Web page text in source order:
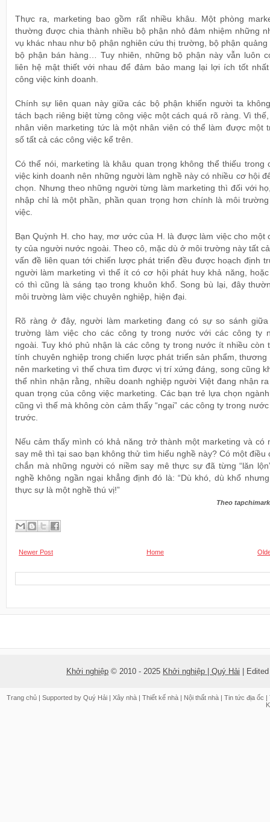
Thực ra, marketing bao gồm rất nhiều khâu. Một phòng
thường được chia thành nhiều bộ phận nhỏ đảm nhiệm những
vụ khác nhau như bộ phận nghiên cứu thị trường, bộ phận quảng
bộ phận bán hàng… Tuy nhiên, những bộ phận này vẫn luôn
liên hệ mật thiết với nhau để đảm bảo mang lại lợi ích tốt
công việc kinh doanh.
Chính sự liên quan này giữa các bộ phận khiến người ta
tách bạch riêng biệt từng công việc một cách quá rõ ràng. Vì
nhân viên marketing tức là một nhân viên có thể làm được một
số tất cả các công việc kể trên.
Có thể nói, marketing là khâu quan trọng không thể thiếu trong
việc kinh doanh nên những người làm nghề này có nhiều cơ hội
chọn. Nhưng theo những người từng làm marketing thì đối với
nhập chỉ là một phần, phần quan trọng hơn chính là môi
việc.
Bạn Quỳnh H. cho hay, mơ ước của H. là được làm việc cho một
ty của người nước ngoài. Theo cô, mặc dù ở môi trường này tất
vấn đề liên quan tới chiến lược phát triển đều được hoạch định
người làm marketing vì thế ít có cơ hội phát huy khả năng,
có thì cũng là sáng tạo trong khuôn khổ. Song bù lại, đây
môi trường làm việc chuyên nghiệp, hiện đại.
Rõ ràng ở đây, người làm marketing đang có sự so sánh
trường làm việc cho các công ty trong nước với các công ty
ngoài. Tuy khó phủ nhận là các công ty trong nước ít nhiều còn
tính chuyên nghiệp trong chiến lược phát triển sản phẩm, thương
nên marketing vì thế chưa tìm được vị trí xứng đáng, song cũng
thể nhìn nhận rằng, nhiều doanh nghiệp người Việt đang nhận
quan trọng của công việc marketing. Các bạn trẻ lựa chọn
cũng vì thế mà không còn cảm thấy “ngại” các công ty trong
trước.
Nếu cảm thấy mình có khả năng trở thành một marketing và có
say mê thì tại sao bạn không thử tìm hiểu nghề này? Có một điều
chắn mà những người có niềm say mê thực sự đã từng “lăn
nghề không ngần ngại khẳng định đó là: “Dù khó, dù khổ
thực sự là một nghề thú vị!”
Theo
Newer Post Home
Khởi nghiệp © 2010 - 2025 Khởi nghiệp | Quý Hải |
Trang chủ | Supported by Quý Hải | Xây nhà | Thiết kế nhà | Nội thất nhà | Tin tức địa ốc |